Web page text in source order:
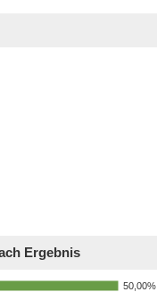
Ergebnis
50,00%